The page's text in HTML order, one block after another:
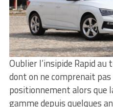
Oublier l’insipide Rapid
dont on ne comprenait
positionnement alors que
gamme depuis quelques